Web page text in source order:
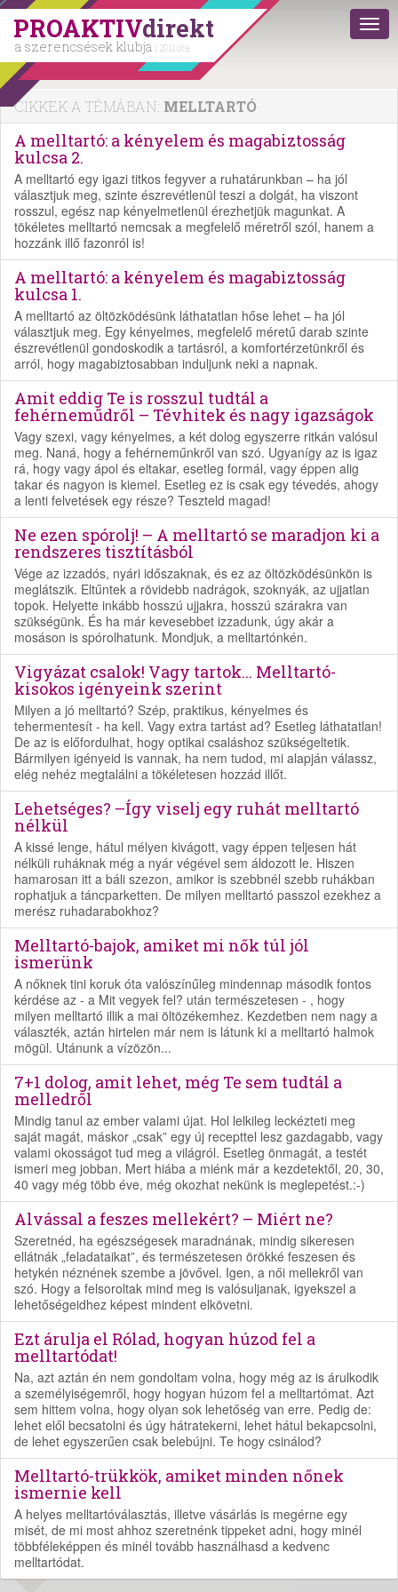
PROAKTIVdirekt
a szerencsések klubja | 2011 óta
CIKKEK A TÉMÁBAN: MELLTARTÓ
A melltartó: a kényelem és magabiztosság
kulcsa 2.
A melltartó egy igazi titkos fegyver a ruhatárunkban – ha jól
választjuk meg, szinte észrevétlenül teszi a dolgát, ha viszont
rosszul, egész nap kényelmetlenül érezhetjük magunkat. A
tökéletes melltartó nemcsak a megfelelő méretről szól, hanem a
hozzánk illő fazonról is!
A melltartó: a kényelem és magabiztosság
kulcsa 1.
A melltartó az öltözködésünk láthatatlan hőse lehet – ha jól
választjuk meg. Egy kényelmes, megfelelő méretű darab szinte
észrevétlenül gondoskodik a tartásról, a komfortérzetünkről és
arról, hogy magabiztosabban induljunk neki a napnak.
Amit eddig Te is rosszul tudtál a
fehérneműdről – Tévhitek és nagy igazságok
Vagy szexi, vagy kényelmes, a két dolog egyszerre ritkán valósul
meg. Naná, hogy a fehérneműnkről van szó. Ugyanígy az is igaz
rá, hogy vagy ápol és eltakar, esetleg formál, vagy éppen alig
takar és nagyon is kiemel. Esetleg ez is csak egy tévedés, ahogy
a lenti felvetések egy része? Teszteld magad!
Ne ezen spórolj! – A melltartó se maradjon ki a
rendszeres tisztításból
Vége az izzadós, nyári időszaknak, és ez az öltözködésünkön is
meglátszik. Eltűntek a rövidebb nadrágok, szoknyák, az ujjatlan
topok. Helyette inkább hosszú ujjakra, hosszú szárakra van
szükségünk. És ha már kevesebbet izzadunk, úgy akár a
mosáson is spórolhatunk. Mondjuk, a melltartónkén.
Vigyázat csalok! Vagy tartok... Melltartó-
kisokos igényeink szerint
Milyen a jó melltartó? Szép, praktikus, kényelmes és
tehermentesít - ha kell. Vagy extra tartást ad? Esetleg láthatatlan!
De az is előfordulhat, hogy optikai csaláshoz szükségeltetik.
Bármilyen igényeid is vannak, ha nem tudod, mi alapján válassz,
elég nehéz megtalálni a tökéletesen hozzád illőt.
Lehetséges? –Így viselj egy ruhát melltartó
nélkül
A kissé lenge, hátul mélyen kivágott, vagy éppen teljesen hát
nélküli ruháknak még a nyár végével sem áldozott le. Hiszen
hamarosan itt a báli szezon, amikor is szebbnél szebb ruhákban
rophatjuk a táncparketten. De milyen melltartó passzol ezekhez a
merész ruhadarabokhoz?
Melltartó-bajok, amiket mi nők túl jól
ismerünk
A nőknek tini koruk óta valószínűleg mindennap második fontos
kérdése az - a Mit vegyek fel? után természetesen - , hogy
milyen melltartó illik a mai öltözékemhez. Kezdetben nem nagy a
választék, aztán hirtelen már nem is látunk ki a melltartó halmok
mögül. Utánunk a vízözön...
7+1 dolog, amit lehet, még Te sem tudtál a
melledről
Mindig tanul az ember valami újat. Hol lelkileg leckézteti meg
saját magát, máskor „csak” egy új recepttel lesz gazdagabb, vagy
valami okosságot tud meg a világról. Esetleg önmagát, a testét
ismeri meg jobban. Mert hiába a miénk már a kezdetektől, 20, 30,
40 vagy még több éve, még okozhat nekünk is meglepetést.:-)
Alvással a feszes mellekért? – Miért ne?
Szeretnéd, ha egészségesek maradnának, mindig sikeresen
ellátnák „feladataikat”, és természetesen örökké feszesen és
hetykén néznének szembe a jövővel. Igen, a női mellekről van
szó. Hogy a felsoroltak mind meg is valósuljanak, igyekszel a
lehetőségeidhez képest mindent elkövetni.
Ezt árulja el Rólad, hogyan húzod fel a
melltartódat!
Na, azt aztán én nem gondoltam volna, hogy még az is árulkodik
a személyiségemről, hogy hogyan húzom fel a melltartómat. Azt
sem hittem volna, hogy olyan sok lehetőség van erre. Pedig de:
lehet elől becsatolni és úgy hátratekerni, lehet hátul bekapcsolni,
de lehet egyszerűen csak belebújni. Te hogy csinálod?
Melltartó-trükkök, amiket minden nőnek
ismernie kell
A helyes melltartóválasztás, illetve vásárlás is megérne egy
misét, de mi most ahhoz szeretnénk tippeket adni, hogy minél
többféleképpen és minél tovább használhasd a kedvenc
melltartódat.